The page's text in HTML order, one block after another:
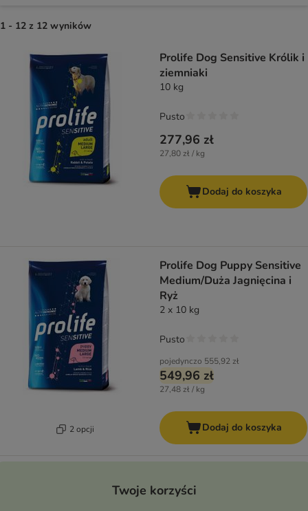
1 - 12 z 12 wyników
Prolife Dog Sensitive Królik i
ziemniaki
10 kg
277,96 zł
27,80 zł / kg
Pusto
Dodaj do koszyka
2 opcji
Prolife Dog Puppy Sensitive
Medium/Duża Jagnięcina i
Ryż
2 x 10 kg
pojedynczo 555,92 zł
549,96 zł
27,48 zł / kg
Pusto
Dodaj do koszyka
Twoje korzyści